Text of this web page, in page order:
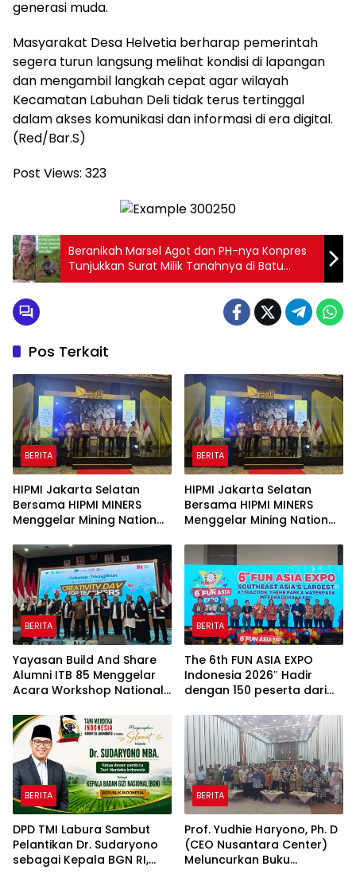
generasi muda.
Masyarakat Desa Helvetia berharap pemerintah
segera turun langsung melihat kondisi di lapangan
dan mengambil langkah cepat agar wilayah
Kecamatan Labuhan Deli tidak terus tertinggal
dalam akses komunikasi dan informasi di era digital.
(Red/Bar.S)
Post Views: 323
Beranikah Marsel Agot dan PH-nya Konpres
Tunjukkan Surat Milik Tanahnya di Batu
Gosok Labuan Bajo?
Pos Terkait
BERITA
HIPMI Jakarta Selatan
Bersama HIPMI MINERS
Menggelar Mining Nation
Indah Golf Jakarta
BERITA
HIPMI Jakarta Selatan
Bersama HIPMI MINERS
Menggelar Mining Nation
Indah Golf Jakarta
BERITA
Yayasan Build And Share
Alumni ITB 85 Menggelar
Acara Workshop National
2026 & Dibuka Resmi
Pramono Anung (Gubernur
DKI Jakarta)
BERITA
The 6th FUN ASIA EXPO
Indonesia 2026″ Hadir
dengan 150 peserta dari
Industri Taman Rekreasi
dan Ekosistem Pariwisata
di Tanah Air
BERITA
DPD TMI Labura Sambut
Pelantikan Dr. Sudaryono
sebagai Kepala BGN RI,
BERITA
Prof. Yudhie Haryono, Ph. D
(CEO Nusantara Center)
Meluncurkan Buku